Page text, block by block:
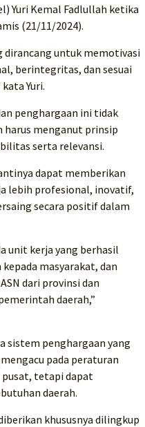
Yuri Kemal Fadlullah ketika
(21/11/2024).
dirancang untuk memotivasi
berintegritas, dan sesuai
Yuri.
penghargaan ini tidak
harus menganut prinsip
serta relevansi.
dapat memberikan
lebih profesional, inovatif,
secara positif dalam
unit kerja yang berhasil
masyarakat, dan
dari provinsi dan
daerah,”
sistem penghargaan yang
pada peraturan
tetapi dapat
daerah.
khususnya dilingkup